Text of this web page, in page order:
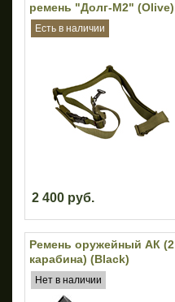
Есть в наличии
ремень "Долг-М2" (Olive)
2 400 руб.
Нет в наличии
Ремень оружейный АК (2
карабина) (Black)